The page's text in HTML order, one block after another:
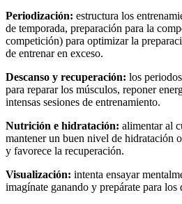
Periodización: estructura los
de temporada, preparación para la
competición) para optimizar la
de entrenar en exceso.
Descanso y recuperación: los
para reparar los músculos, reponer
intensas sesiones de entrenamiento.
Nutrición e hidratación: alimentar al
mantener un buen nivel de hidratación
y favorece la recuperación.
Visualización: intenta ensayar
imagínate ganando y prepárate para los